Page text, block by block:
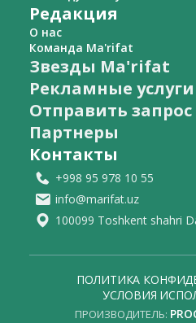
Редакция
О нас
Команда Ma'rifat
Звезды Ma'rifat
Рекламные услуги
Отправить запрос
Партнеры
Контакты
+998 95 978 10 55
info@marifat.uz
100099 Toshkent shahri
ПРОИЗВОДИТЕЛЬ:
ПОЛИТИКА
УСЛОВИЯ